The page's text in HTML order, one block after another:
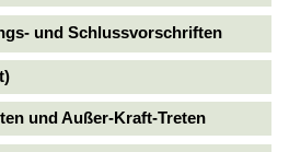
und Schlussvorschriften
und Außer-Kraft-Treten